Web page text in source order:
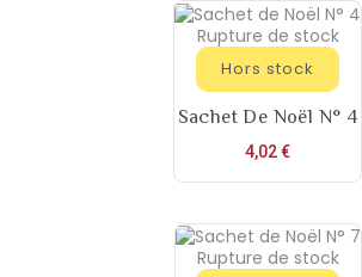
Rupture de stock
Hors stock
Sachet De Noël N° 4
4,02 €Prix
Rupture de stock